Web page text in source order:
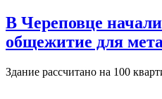
В Череповце
общежитие для
Здание рассчитано на 100